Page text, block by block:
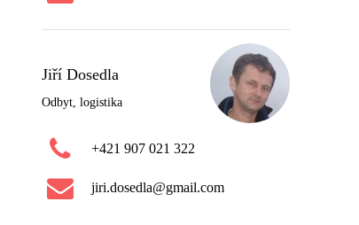
Jiří Dosedla
Odbyt, logistika
+421 907 021 322
jiri.dosedla@gmail.com